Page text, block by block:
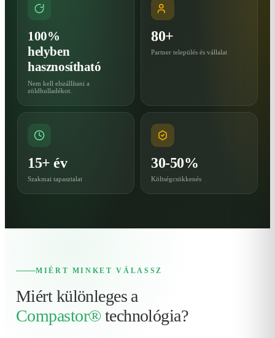
100%
helyben
hasznosítható
Nem kell elszállítani a
zöldhulladékot.
80+
Partner település és vállalat
15+ év
Szakmai tapasztalat
30-50%
Költségcsökkenés
MIÉRT MINKET VÁLASSZ
Miért különleges a
Compastor® technológia?